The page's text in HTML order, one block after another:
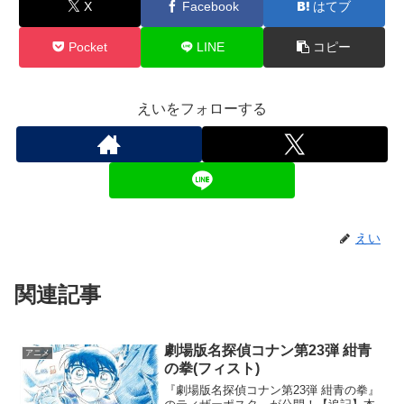
X Facebook はてブ
Pocket LINE コピー
えいをフォローする
えい
関連記事
アニメ
劇場版名探偵コナン第23弾 紺青
の拳(フィスト)
『劇場版名探偵コナン第23弾 紺青の拳』